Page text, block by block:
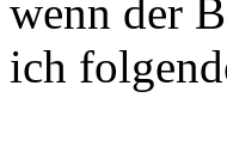
wenn der
ich